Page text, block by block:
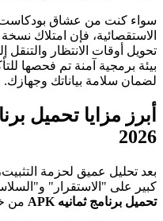
سواء كنت من عشاق بودكاست
الاستقصائية، فإن امتلاك
تحويل أوقات الانتظار
بيئة برمجية آمنة تم فحصها
لضمان سلامة بياناتك وجهازك.
أبرز مزايا تحميل
2026
بعد تحليل عميق لحزمة
كبير على "الاستقرار"
تحميل برنامج ثمانيه APK
من